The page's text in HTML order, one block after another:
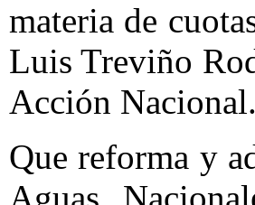
materia de
Luis Treviño
Acción
Que reforma y